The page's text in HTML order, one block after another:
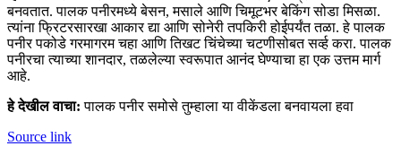
बनवतात. पालक पनीरमध्ये बेसन, मसाले आणि चिमूटभर बेकिंग सोडा मिसळा.
त्यांना फ्रिटरसारखा आकार द्या आणि सोनेरी तपकिरी होईपर्यंत तळा. हे पालक
पनीर पकोडे गरमागरम चहा आणि तिखट चिंचेच्या चटणीसोबत सर्व्ह करा. पालक
पनीरचा त्याच्या शानदार, तळलेल्या स्वरूपात आनंद घेण्याचा हा एक उत्तम मार्ग
आहे.
हे देखील वाचा:पालक पनीर समोसे तुम्हाला या वीकेंडला बनवायला हवा
Source link